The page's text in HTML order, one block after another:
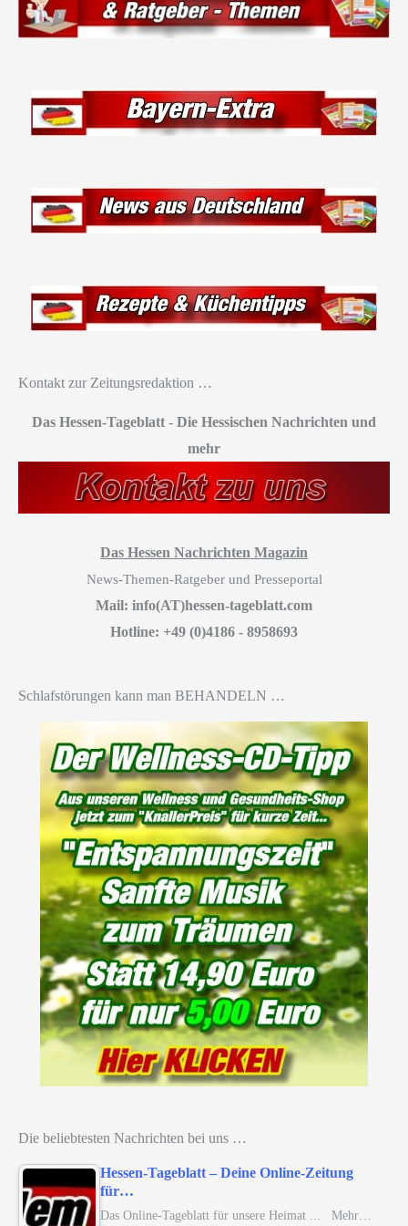
Kontakt zur Zeitungsredaktion …
Das Hessen-Tageblatt - Die Hessischen Nachrichten und
mehr
Das Hessen Nachrichten Magazin
News-Themen-Ratgeber und Presseportal
Mail: info(AT)hessen-tageblatt.com
Hotline: +49 (0)4186 - 8958693
Schlafstörungen kann man BEHANDELN …
Die beliebtesten Nachrichten bei uns …
Hessen-Tageblatt – Deine Online-Zeitung
für…
Das Online-Tageblatt für unsere Heimat ... Mehr…